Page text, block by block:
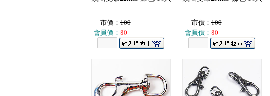
市價：100
會員價： 80
市價：100
會員價： 80